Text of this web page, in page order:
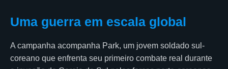
Uma guerra em escala global
A campanha acompanha Park, um jovem soldado sul-
coreano que enfrenta seu primeiro combate real durante